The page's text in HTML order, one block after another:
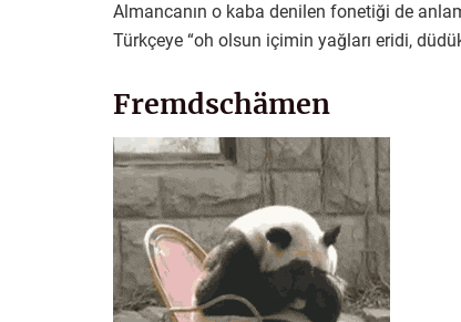
Almancanın o kaba denilen fonetiği de
Türkçeye “oh olsun içimin yağları eridi,
Fremdschämen